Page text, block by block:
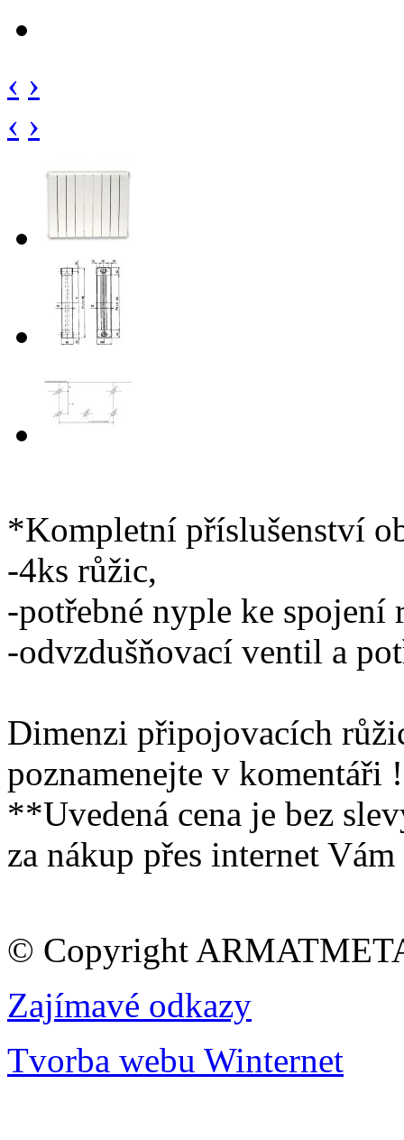
‹ ›
‹ ›
*Kompletní příslušenství
-4ks růžic,
-potřebné nyple ke spojení
-odvzdušňovací ventil a
Dimenzi připojovacích
poznamenejte v komentáři
**Uvedená cena je bez
za nákup přes internet
© Copyright
Zajímavé odkazy
Tvorba webu Winternet